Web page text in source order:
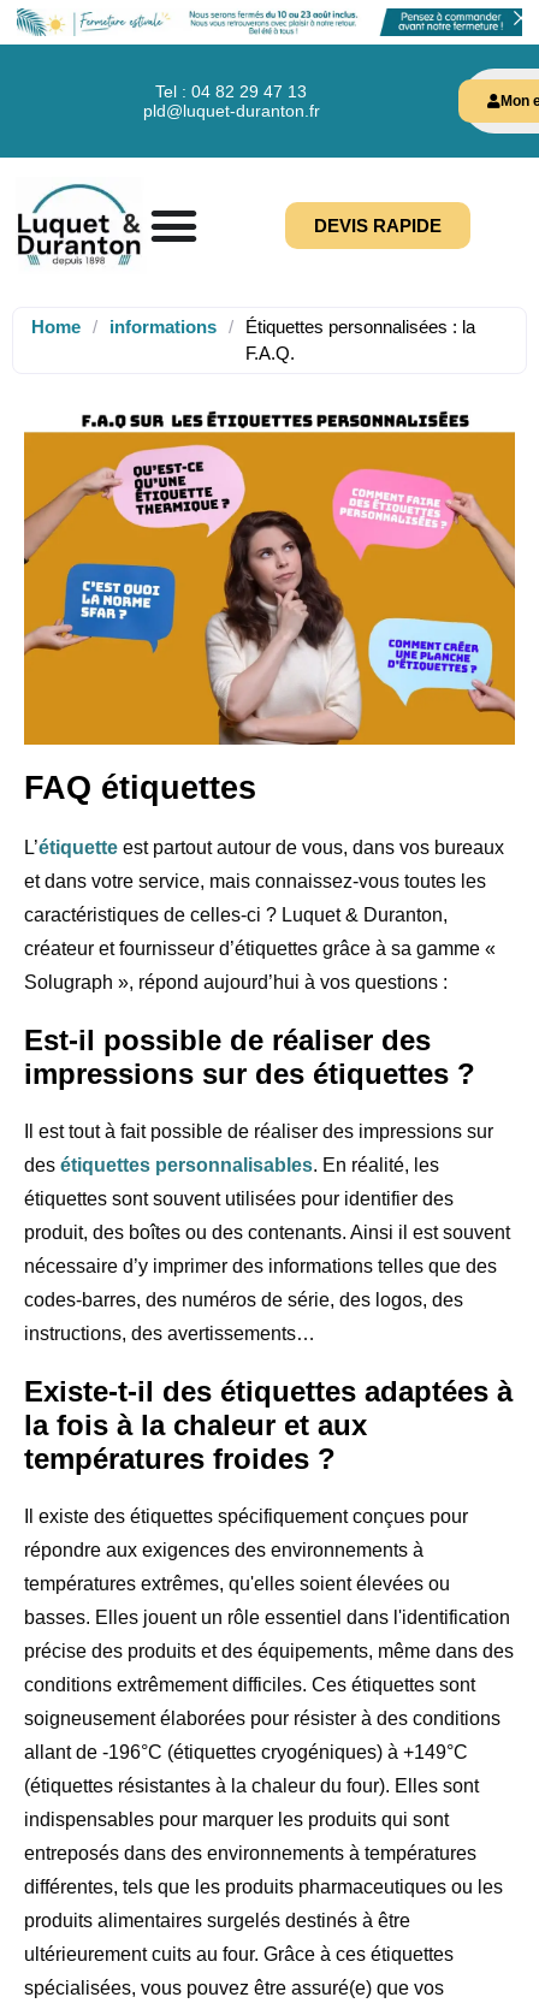
Tel : 04 82 29 47 13
pld@luquet-duranton.fr
Mon
DEVIS RAPIDE
Home / informations /
Étiquettes personnalisées : la
F.A.Q.
FAQ étiquettes
L’étiquette est partout autour de vous, dans vos bureaux
et dans votre service, mais connaissez-vous toutes les
caractéristiques de celles-ci ? Luquet & Duranton,
créateur et fournisseur d’étiquettes grâce à sa gamme «
Solugraph », répond aujourd’hui à vos questions :
Est-il possible de réaliser des
impressions sur des étiquettes ?
Il est tout à fait possible de réaliser des impressions sur
des étiquettes personnalisables. En réalité, les
étiquettes sont souvent utilisées pour identifier des
produit, des boîtes ou des contenants. Ainsi il est souvent
nécessaire d’y imprimer des informations telles que des
codes-barres, des numéros de série, des logos, des
instructions, des avertissements…
Existe-t-il des étiquettes adaptées à
la fois à la chaleur et aux
températures froides ?
Il existe des étiquettes spécifiquement conçues pour
répondre aux exigences des environnements à
températures extrêmes, qu'elles soient élevées ou
basses. Elles jouent un rôle essentiel dans l'identification
précise des produits et des équipements, même dans des
conditions extrêmement difficiles. Ces étiquettes sont
soigneusement élaborées pour résister à des conditions
allant de -196°C (étiquettes cryogéniques) à +149°C
(étiquettes résistantes à la chaleur du four). Elles sont
indispensables pour marquer les produits qui sont
entreposés dans des environnements à températures
différentes, tels que les produits pharmaceutiques ou les
produits alimentaires surgelés destinés à être
ultérieurement cuits au four. Grâce à ces étiquettes
spécialisées, vous pouvez être assuré(e) que vos